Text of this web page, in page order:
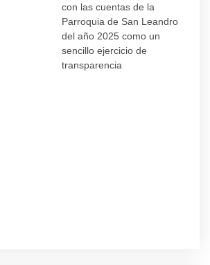
con las cuentas de la
Parroquia de San Leandro
del año 2025 como un
sencillo ejercicio de
transparencia